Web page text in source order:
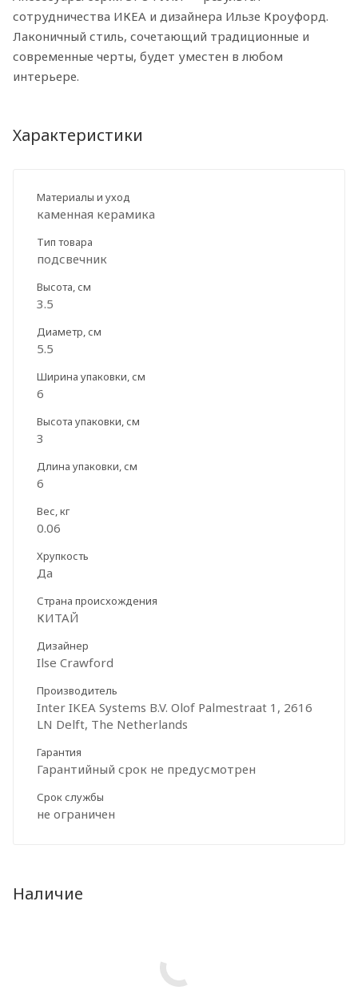
сотрудничества ИКЕА и дизайнера Ильзе Кроуфорд.
Лаконичный стиль, сочетающий традиционные и
современные черты, будет уместен в любом
интерьере.
Характеристики
Материалы и уход
каменная керамика
Тип товара
подсвечник
Высота, см
3.5
Диаметр, см
5.5
Ширина упаковки, см
6
Высота упаковки, см
3
Длина упаковки, см
6
Вес, кг
0.06
Хрупкость
Да
Страна происхождения
КИТАЙ
Дизайнер
Ilse Crawford
Производитель
Inter IKEA Systems B.V. Olof Palmestraat 1, 2616
LN Delft, The Netherlands
Гарантия
Гарантийный срок не предусмотрен
Срок службы
не ограничен
Наличие